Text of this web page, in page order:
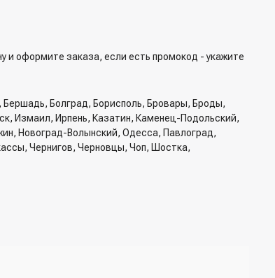
и оформите заказа, если есть промокод - укажите
Болград, Борисполь, Бровары, Броды,
Измаил, Ирпень, Казатин, Каменец-Подольский,
Новоград-Волынский, Одесса, Павлоград,
Чернигов, Черновцы, Чоп, Шостка,